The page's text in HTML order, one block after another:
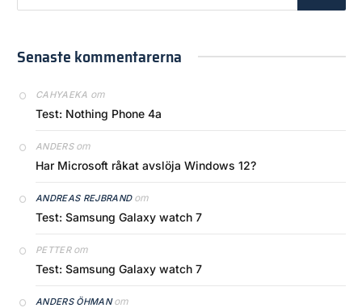
Senaste kommentarerna
CAHYAEKA om
Test: Nothing Phone 4a
ANDERSom
Har Microsoft råkat avslöja Windows 12?
ANDREAS REJBRANDom
Test: Samsung Galaxy watch 7
PETTERom
Test: Samsung Galaxy watch 7
ANDERS ÖHMANom